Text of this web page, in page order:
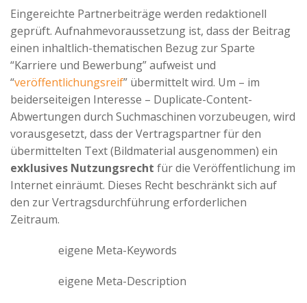
Eingereichte Partnerbeiträge werden redaktionell
geprüft. Aufnahmevoraussetzung ist, dass der Beitrag
einen inhaltlich-thematischen Bezug zur Sparte
“Karriere und Bewerbung” aufweist und
“veröffentlichungsreif” übermittelt wird. Um – im
beiderseiteigen Interesse – Duplicate-Content-
Abwertungen durch Suchmaschinen vorzubeugen, wird
vorausgesetzt, dass der Vertragspartner für den
übermittelten Text (Bildmaterial ausgenommen) ein
exklusives Nutzungsrecht für die Veröffentlichung im
Internet einräumt. Dieses Recht beschränkt sich auf
den zur Vertragsdurchführung erforderlichen
Zeitraum.
eigene Meta-Keywords
eigene Meta-Description